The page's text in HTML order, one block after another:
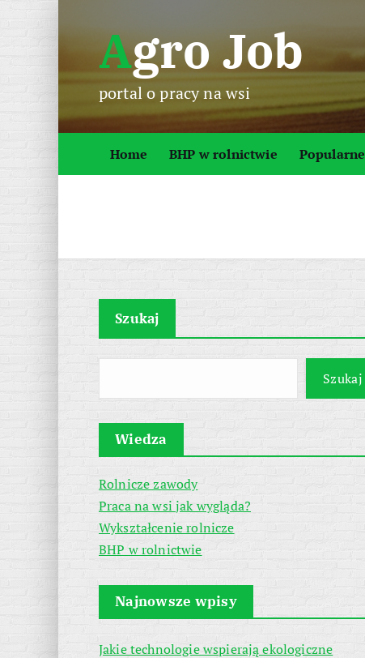
p
o
Agro Job
portal o pracy na wsi
Home BHP w rolnictwie Popularne
Szukaj
Szukaj
Wiedza
Rolnicze zawody
Praca na wsi jak wygląda?
Wykształcenie rolnicze
BHP w rolnictwie
Najnowsze wpisy
Jakie technologie wspierają ekologiczne